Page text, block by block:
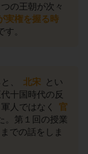
の王朝が次々
実権を握る時
。
、 北宋
とい
十国時代の反
人ではなく
官
。第１回の授業
までの話をしま